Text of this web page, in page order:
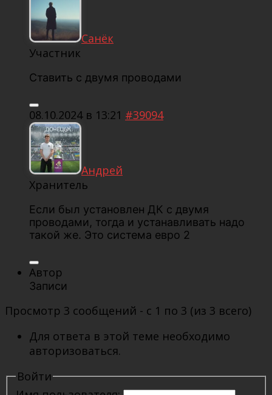
Санёк
Участник
Ставить с двумя проводами
08.10.2024 в 13:21 #39094
Андрей
Хранитель
Если был установлен ДК с двумя
проводами, тогда и устанавливать надо
такой же. Это система евро 2
Автор
Записи
Просмотр 3 сообщений - с 1 по 3 (из 3 всего)
Для ответа в этой теме необходимо
авторизоваться.
Войти